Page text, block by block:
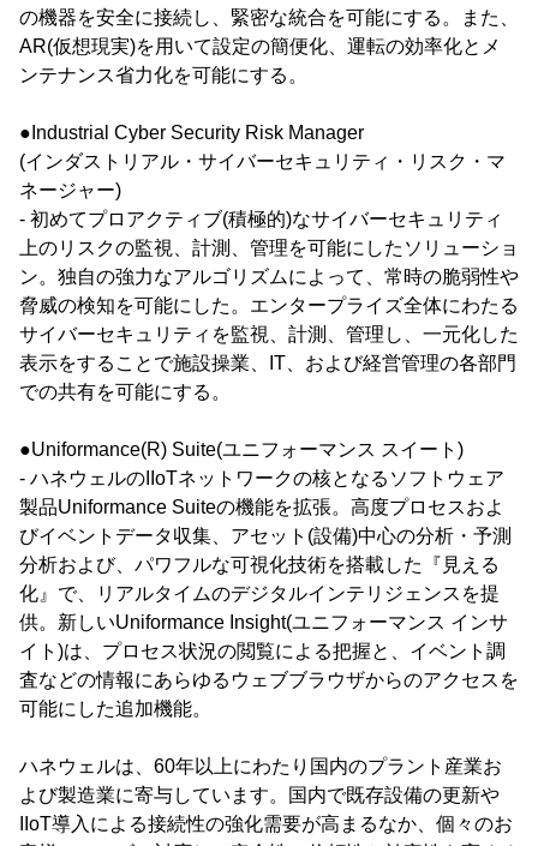
の機器を安全に接続し、緊密な統合を可能にする。また、
AR(仮想現実)を用いて設定の簡便化、運転の効率化とメ
ンテナンス省力化を可能にする。
●Industrial Cyber Security Risk Manager
(インダストリアル・サイバーセキュリティ・リスク・マ
ネージャー)
- 初めてプロアクティブ(積極的)なサイバーセキュリティ
上のリスクの監視、計測、管理を可能にしたソリューショ
ン。独自の強力なアルゴリズムによって、常時の脆弱性や
脅威の検知を可能にした。エンタープライズ全体にわたる
サイバーセキュリティを監視、計測、管理し、一元化した
表示をすることで施設操業、IT、および経営管理の各部門
での共有を可能にする。
●Uniformance(R) Suite(ユニフォーマンス スイート)
- ハネウェルのIIoTネットワークの核となるソフトウェア
製品Uniformance Suiteの機能を拡張。高度プロセスおよ
びイベントデータ収集、アセット(設備)中心の分析・予測
分析および、パワフルな可視化技術を搭載した『見える
化』で、リアルタイムのデジタルインテリジェンスを提
供。新しいUniformance Insight(ユニフォーマンス インサ
イト)は、プロセス状況の閲覧による把握と、イベント調
査などの情報にあらゆるウェブブラウザからのアクセスを
可能にした追加機能。
ハネウェルは、60年以上にわたり国内のプラント産業お
よび製造業に寄与しています。国内で既存設備の更新や
IIoT導入による接続性の強化需要が高まるなか、個々のお